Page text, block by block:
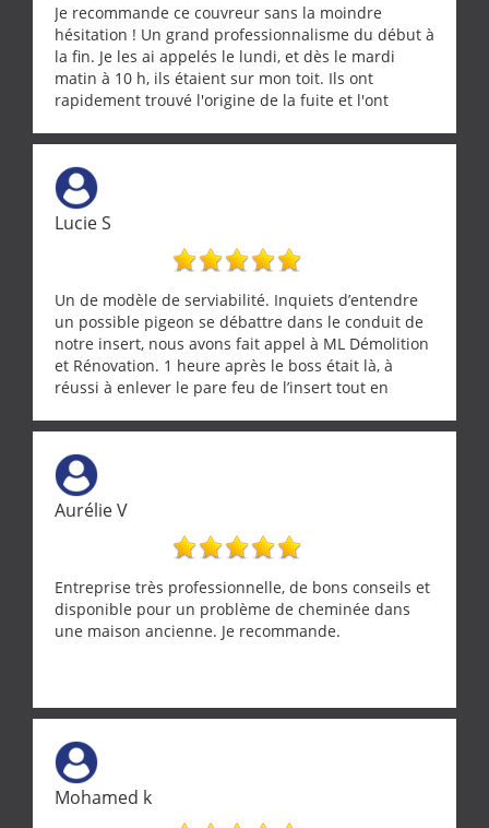
Je recommande ce couvreur sans la moindre
hésitation ! Un grand professionnalisme du début à
la fin. Je les ai appelés le lundi, et dès le mardi
matin à 10 h, ils étaient sur mon toit. Ils ont
rapidement trouvé l'origine de la fuite et l'ont
Une équipe sérieuse, réactive et compétente. C'est
vraiment rassurant de pouvoir compter sur des
artisans aussi professionnels. Merci encore !
Lucie S
Un de modèle de serviabilité. Inquiets d’entendre
un possible pigeon se débattre dans le conduit de
notre insert, nous avons fait appel à ML Démolition
et Rénovation. 1 heure après le boss était là, à
réussi à enlever le pare feu de l’insert tout en
tourterelle et s’est ensuite patiemment occupé de
l’oiseau jusqu’à ce qu’il reprenne ses esprits et
puisse s’envoler. Après quoi il a procédé au
ramonage de notre insert avec dextérité et une
grande propreté, nous gratifiant également de
nombreux conseils concernant d’autres sujets. Un
entrepreneur comme on souhaite en rencontrer.
Encore un grand merci à lui.
Aurélie V
Entreprise très professionnelle, de bons conseils et
disponible pour un problème de cheminée dans
une maison ancienne. Je recommande.
Mohamed k